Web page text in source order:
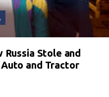
Russia Stole and
and Tractor